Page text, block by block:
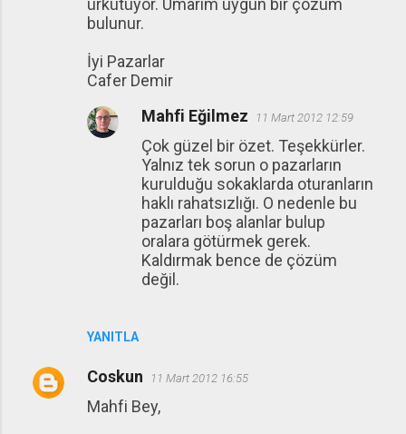
ürkütüyor. Umarım uygun bir çözüm
bulunur.
İyi Pazarlar
Cafer Demir
YANITLA
Mahfi Eğilmez 11 Mart 2012 12:59
Çok güzel bir özet. Teşekkürler.
Yalnız tek sorun o pazarların
kurulduğu sokaklarda oturanların
haklı rahatsızlığı. O nedenle bu
pazarları boş alanlar bulup
oralara götürmek gerek.
Kaldırmak bence de çözüm
değil.
Coskun 11 Mart 2012 16:55
Mahfi Bey,